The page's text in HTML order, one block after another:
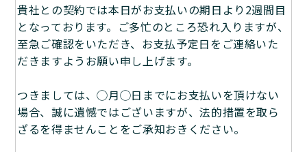
貴社との契約では本日がお支払いの期日より2週間目
となっております。ご多忙のところ恐れ入りますが、
至急ご確認をいただき、お支払予定日をご連絡いた
だきますようお願い申し上げます。
つきましては、◯月◯日までにお支払いを頂けない
場合、誠に遺憾ではございますが、法的措置を取ら
ざるを得ませんことをご承知おきください。